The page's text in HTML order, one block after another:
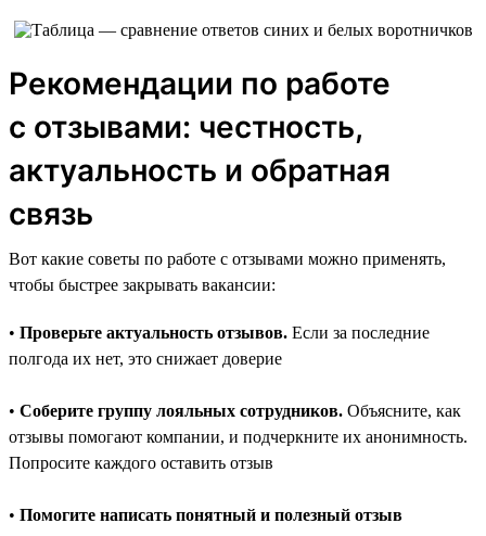
Рекомендации по работе
с отзывами: честность,
актуальность и обратная
связь
Вот какие советы по работе с отзывами можно применять,
чтобы быстрее закрывать вакансии:
• Проверьте актуальность отзывов. Если за последние
полгода их нет, это снижает доверие
• Соберите группу лояльных сотрудников. Объясните, как
отзывы помогают компании, и подчеркните их анонимность.
Попросите каждого оставить отзыв
• Помогите написать понятный и полезный отзыв